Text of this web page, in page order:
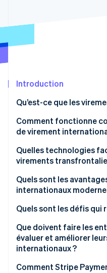
Radar
Atlas
Élimination du carbone
Vérification de l'identité
Stripe Sessions
Regarder la vidéo
Introduction
Qu’est-ce que les
Comment fonctionne
de virement
Quelles technologies
virements
SWIFT et banque
Paiements Push par
Wallets et monnaie
Plateformes de
Quels sont les
internationaux
Rapidité
Couverture
Économie unitaire
Quels sont les défis qui
Complexité
Stratégie monétaire et
Frais et coûts
Que doivent faire les
évaluer et améliorer
internationaux ?
Comment Stripe